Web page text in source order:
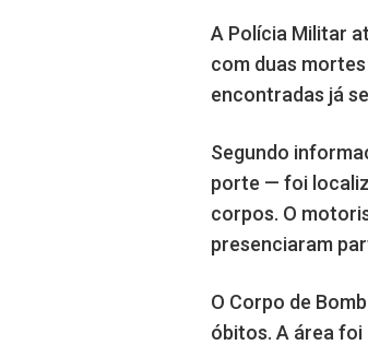
A Polícia Militar
com duas
encontradas já
Segundo
porte — foi
corpos. O
presenciaram
O Corpo de
óbitos. A área